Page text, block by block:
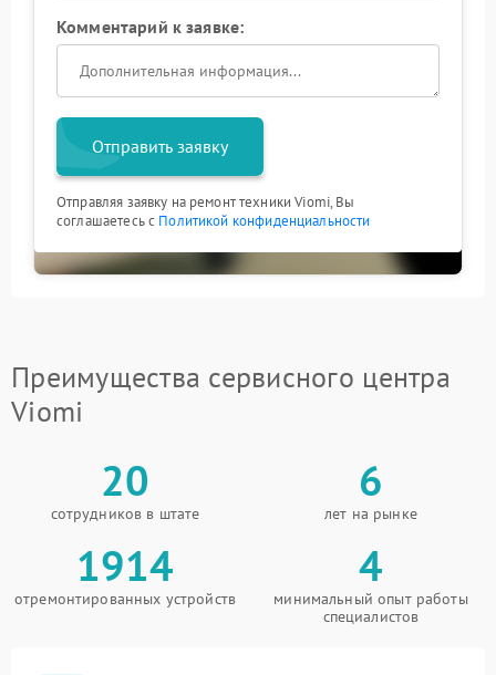
Комментарий к заявке:
Отправить заявку
Отправляя заявку на ремонт техники Viomi, Вы
соглашаетесь с Политикой конфиденциальности
Преимущества сервисного центра
Viomi
20
сотрудников в штате
6
лет на рынке
1914
отремонтированных устройств
4
минимальный опыт работы
специалистов